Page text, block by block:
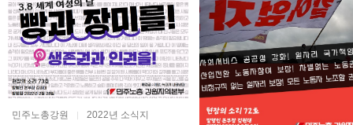
민주노총강원 | 2022년 소식지